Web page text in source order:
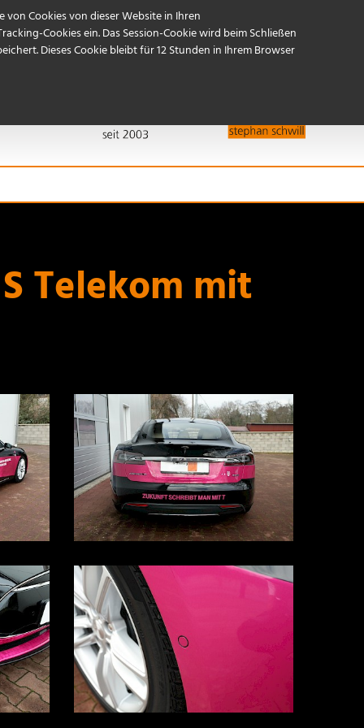
Referenzen Start Kontakt / Anfahrt
Telekom mit
Cookies von dieser Website in Ihren
Cookies ein. Das Session-Cookie wird beim Schließen
Dieses Cookie bleibt für 12 Stunden in Ihrem Browser